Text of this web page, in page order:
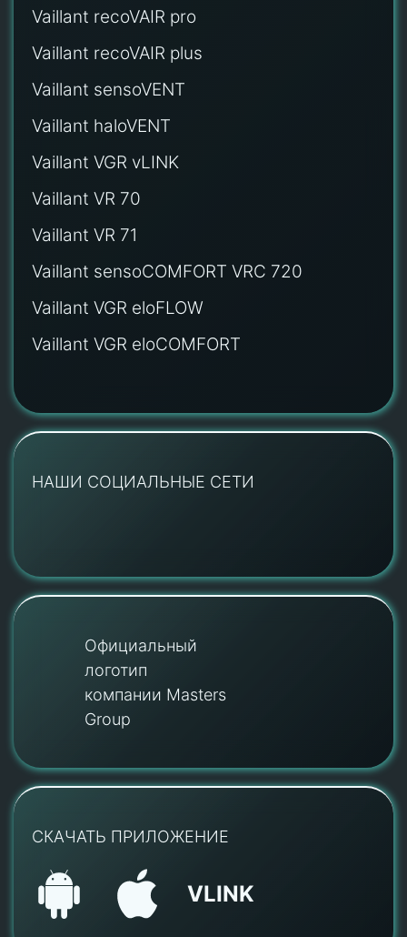
Vaillant recoVAIR pro
Vaillant recoVAIR plus
Vaillant sensoVENT
Vaillant haloVENT
Vaillant VGR vLINK
Vaillant VR 70
Vaillant VR 71
Vaillant sensoCOMFORT VRC 720
Vaillant VGR eloFLOW
Vaillant VGR eloCOMFORT
НАШИ СОЦИАЛЬНЫЕ СЕТИ
Официальный
логотип
компании Masters
Group
СКАЧАТЬ ПРИЛОЖЕНИЕ
VLINK